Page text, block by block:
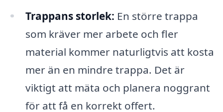
Trappans storlek: En större trappa
som kräver mer arbete och fler
material kommer naturligtvis att kosta
mer än en mindre trappa. Det är
viktigt att mäta och planera noggrant
för att få en korrekt offert.